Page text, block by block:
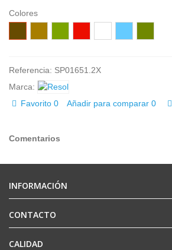
Colores
oliva
retro verdoso
Referencia: SP01651.2X
Marca:
Favorito 0 Añadir para comparar 0
Comentarios
INFORMACIÓN
CONTACTO
CALIDAD